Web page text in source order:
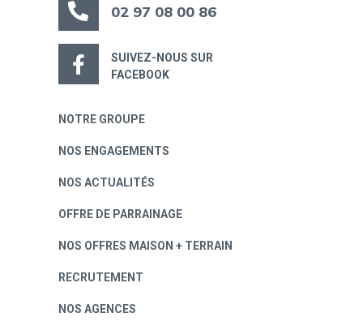
02 97 08 00 86
SUIVEZ-NOUS SUR
FACEBOOK
NOTRE GROUPE
NOS ENGAGEMENTS
NOS ACTUALITÉS
OFFRE DE PARRAINAGE
NOS OFFRES MAISON + TERRAIN
RECRUTEMENT
NOS AGENCES